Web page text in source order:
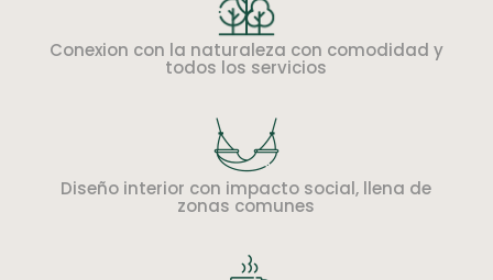
Conexion con la naturaleza con comodidad y
todos los servicios
Diseño interior con impacto social, llena de
zonas comunes